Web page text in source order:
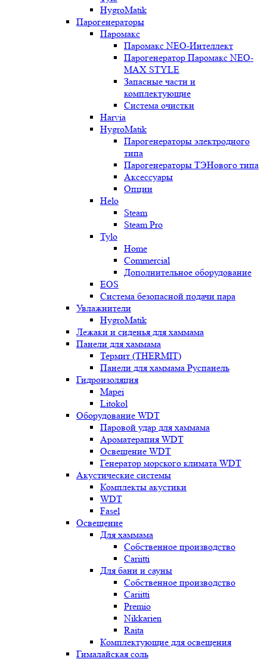
HygroMatik
Парогенераторы
Паромакс
Паромакс NEO-Интеллект
Парогенератор Паромакс NEO-
MAX STYLE
Запасные части и
комплектующие
Система очистки
Harvia
HygroMatik
Парогенераторы электродного
типа
Парогенераторы ТЭНового типа
Аксессуары
Опции
Helo
Steam
Steam Pro
Tylo
Home
Commercial
Дополнительное оборудование
EOS
Система безопасной подачи пара
Увлажнители
HygroMatik
Лежаки и сиденья для хаммама
Панели для хаммама
Термит (THERMIT)
Панели для хаммама Руспанель
Гидроизоляция
Mapei
Litokol
Оборудование WDT
Паровой удар для хаммама
Ароматерапия WDT
Освещение WDT
Генератор морского климата WDT
Акустические системы
Комплекты акустики
WDT
Fasel
Освещение
Для хаммама
Собственное производство
Cariitti
Для бани и сауны
Собственное производство
Cariitti
Premio
Nikkarien
Raita
Комплектующие для освещения
Гималайская соль